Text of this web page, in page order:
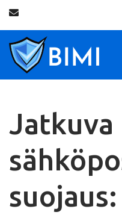
Jatkuva
suojaus: